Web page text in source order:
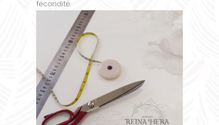
fécondité.